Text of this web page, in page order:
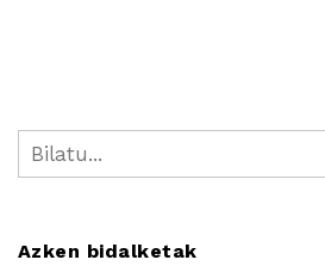
Azken bidalketak